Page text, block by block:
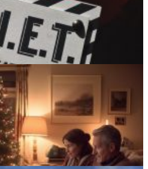
: 5 conseils essentiels